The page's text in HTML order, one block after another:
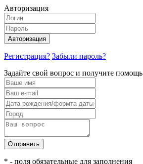
Авторизация
Авторизация
Регистрация? Забыли пароль?
Задайте свой вопрос и получите помощь
Отправить
* - поля обязательные для заполнения